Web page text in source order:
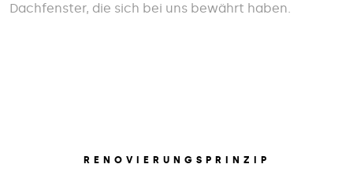
Dachfenster, die sich bei uns bewährt haben.
RENOVIERUNGSPRINZIP